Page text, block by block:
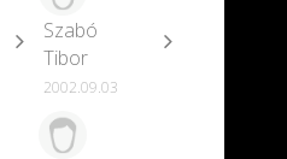
Szabó
Tibor
2002.09.03